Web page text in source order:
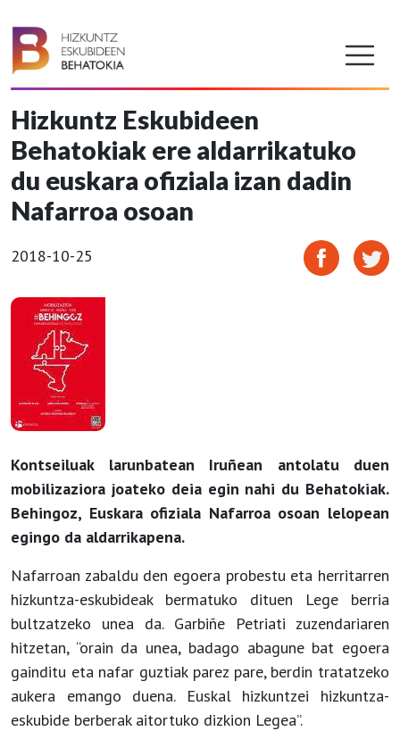
Hizkuntz Eskubideen
Behatokiak ere aldarrikatuko
du euskara ofiziala izan dadin
Nafarroa osoan
2018-10-25
Kontseiluak larunbatean Iruñean antolatu duen
mobilizaziora joateko deia egin nahi du Behatokiak.
Behingoz, Euskara ofiziala Nafarroa osoan lelopean
egingo da aldarrikapena.
Nafarroan zabaldu den egoera probestu eta herritarren
hizkuntza-eskubideak bermatuko dituen Lege berria
bultzatzeko unea da. Garbiñe Petriati zuzendariaren
hitzetan, “orain da unea, badago abagune bat egoera
gainditu eta nafar guztiak parez pare, berdin tratatzeko
aukera emango duena. Euskal hizkuntzei hizkuntza-
eskubide berberak aitortuko dizkion Legea”.